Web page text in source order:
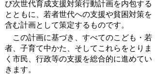
び次世代育成支援対策行動計画を内包する
とともに、若者世代への支援や貧困対策を
含む計画として策定するものです。
この計画に基づき、すべてのこども・若
者、子育て中かた、そしてこれらをとりま
く市民、行政等の支援を総合的に進めてい
きます。